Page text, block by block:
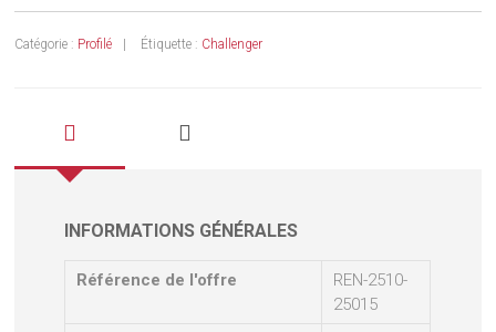
Catégorie : Profilé Étiquette : Challenger
INFORMATIONS GÉNÉRALES
Référence de l'offre
REN-2510-
25015